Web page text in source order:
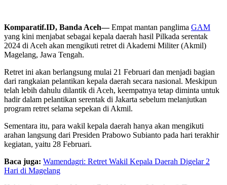
Komparatif.ID, Banda Aceh—Empat mantan panglima GAM
yang kini menjabat sebagai kepala daerah hasil Pilkada serentak
2024 di Aceh akan mengikuti retret di Akademi Militer (Akmil)
Magelang, Jawa Tengah.
Retret ini akan berlangsung mulai 21 Februari dan menjadi bagian
dari rangkaian pelantikan kepala daerah secara nasional. Meskipun
telah lebih dahulu dilantik di Aceh, keempatnya tetap diminta untuk
hadir dalam pelantikan serentak di Jakarta sebelum melanjutkan
program retret selama sepekan di Akmil.
Sementara itu, para wakil kepala daerah hanya akan mengikuti
arahan langsung dari Presiden Prabowo Subianto pada hari terakhir
kegiatan, yaitu 28 Februari.
Baca juga: Wamendagri: Retret Wakil Kepala Daerah Digelar 2
Hari di Magelang